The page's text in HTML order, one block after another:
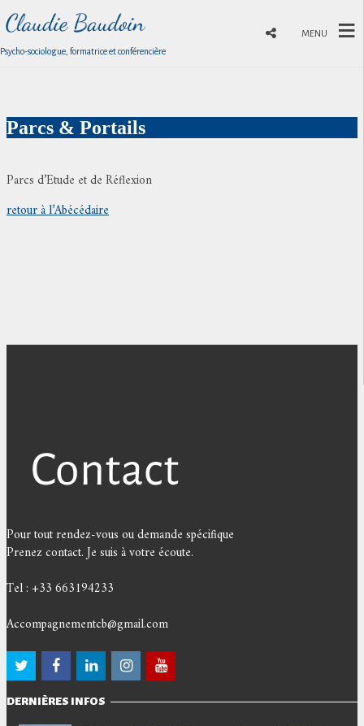
Psycho-sociologue, formatrice et conférencière
MENU
Parcs & Portails
Parcs d’Etude et de Réflexion
retour à l’Abécédaire
Pour tout rendez-vous ou demande spécifique
Prenez contact. Je suis à votre écoute.
Tel : +33 663194233
Accompagnementcb@gmail.com
DERNIÈRES INFOS